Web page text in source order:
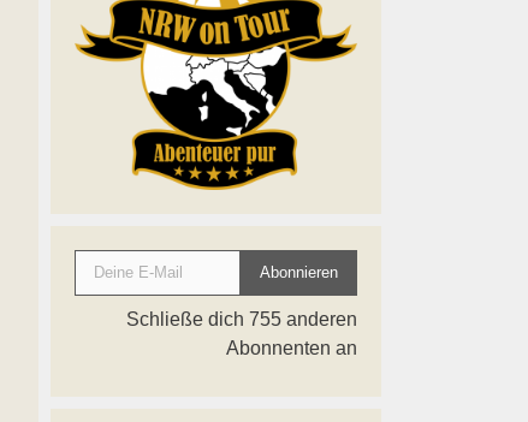
Deine E-Mail
Abonnieren
Schließe dich 755 anderen
Abonnenten an